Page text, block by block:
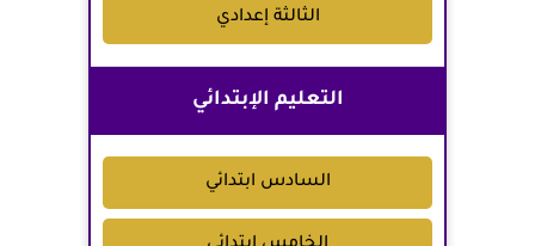
الثالثة إعدادي
التعليم الإبتدائي
السادس ابتدائي